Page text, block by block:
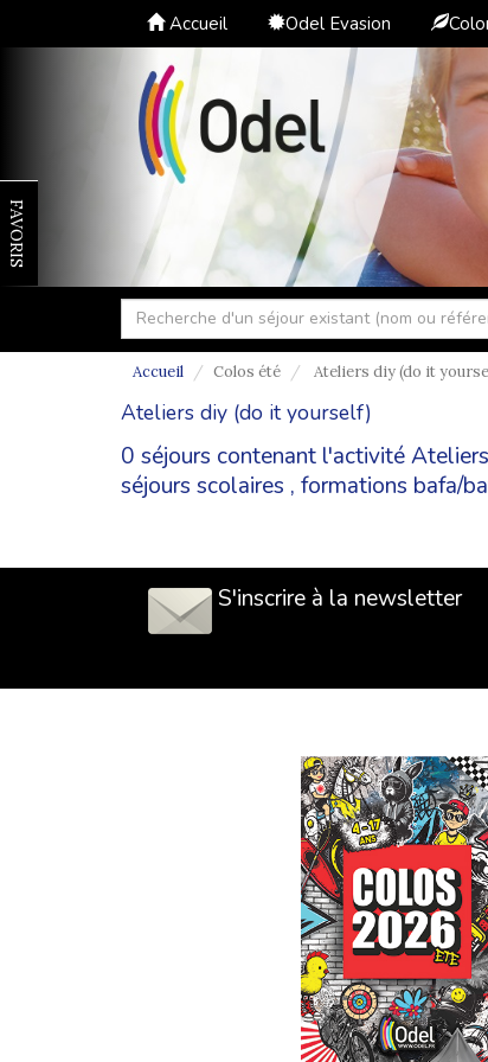
Accueil Odel Evasion
FAVORIS
Accueil Colos été Ateliers diy (do it
Ateliers diy (do it yourself)
0 séjours contenant l'activité
séjours scolaires , formations bafa/
S'inscrire à la newsletter